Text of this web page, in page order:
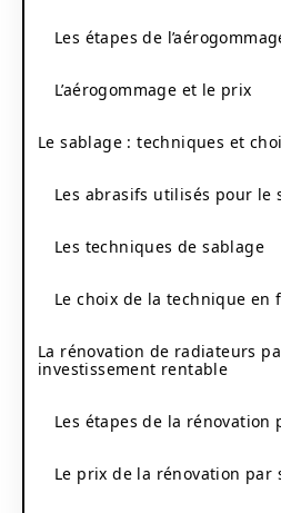
Les étapes de
L’aérogommage et le prix
Le sablage : techniques et
Les abrasifs utilisés pour le
Les techniques de sablage
Le choix de la technique
La rénovation de radiateurs
investissement rentable
Les étapes de la rénovation
Le prix de la rénovation par